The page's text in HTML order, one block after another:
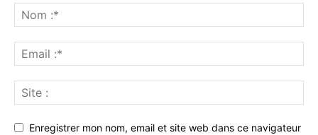
Enregistrer mon nom, email et site web dans ce navigateur